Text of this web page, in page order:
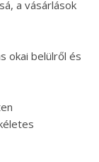
a vásárlások
okai belülről és